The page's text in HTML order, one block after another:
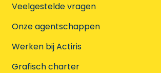
Veelgestelde vragen
Onze agentschappen
Werken bij Actiris
Grafisch charter